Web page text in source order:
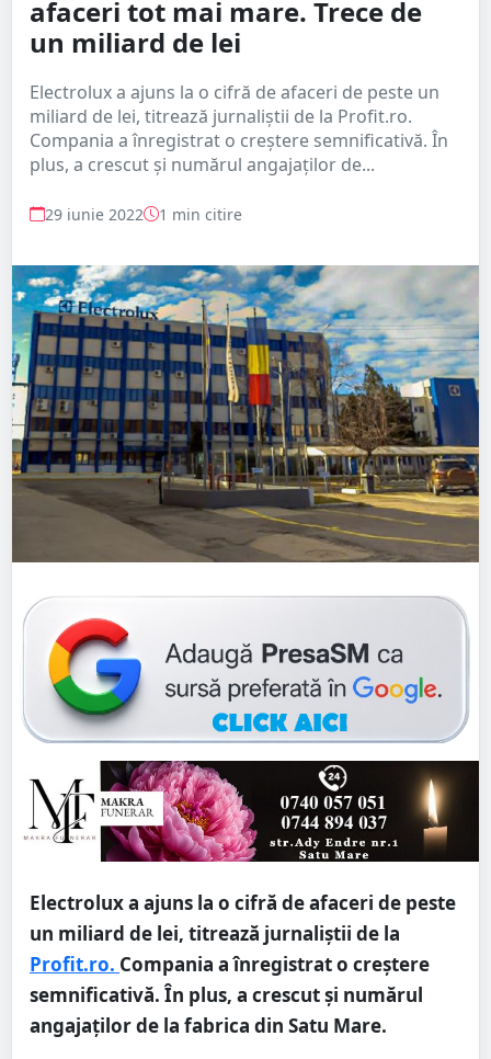
afaceri tot mai mare. Trece de
un miliard de lei
Electrolux a ajuns la o cifră de afaceri de peste un
miliard de lei, titrează jurnaliștii de la Profit.ro.
Compania a înregistrat o creștere semnificativă. În
plus, a crescut și numărul angajaților de...
29 iunie 2022 1 min citire
Electrolux a ajuns la o cifră de afaceri de peste
un miliard de lei, titrează jurnaliștii de la
Profit.ro. Compania a înregistrat o creștere
semnificativă. În plus, a crescut și numărul
angajaților de la fabrica din Satu Mare.